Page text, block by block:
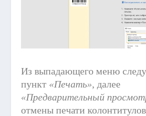
Из выпадающего меню
пункт «Печать», далее
«Предварительный
отмены печати